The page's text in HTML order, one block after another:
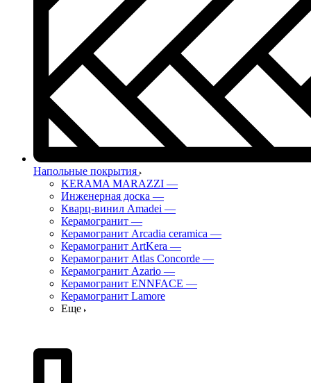
Напольные покрытия
KERAMA MARAZZI —
Инженерная доска —
Кварц-винил Amadei —
Керамогранит —
Керамогранит Arcadia ceramica —
Керамогранит ArtKera —
Керамогранит Atlas Concorde —
Керамогранит Azario —
Керамогранит ENNFACE —
Керамогранит Lamore
Еще